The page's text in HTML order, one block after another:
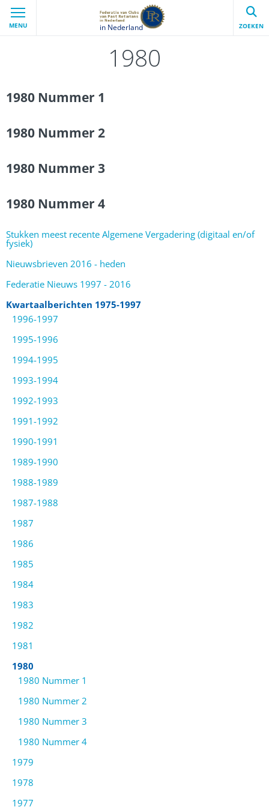
MENU in Nederland ZOEKEN
1980
1980 Nummer 1
1980 Nummer 2
1980 Nummer 3
1980 Nummer 4
Stukken meest recente Algemene Vergadering (digitaal en/of
fysiek)
Nieuwsbrieven 2016 - heden
Federatie Nieuws 1997 - 2016
Kwartaalberichten 1975-1997
1996-1997
1995-1996
1994-1995
1993-1994
1992-1993
1991-1992
1990-1991
1989-1990
1988-1989
1987-1988
1987
1986
1985
1984
1983
1982
1981
1980
1980 Nummer 1
1980 Nummer 2
1980 Nummer 3
1980 Nummer 4
1979
1978
1977